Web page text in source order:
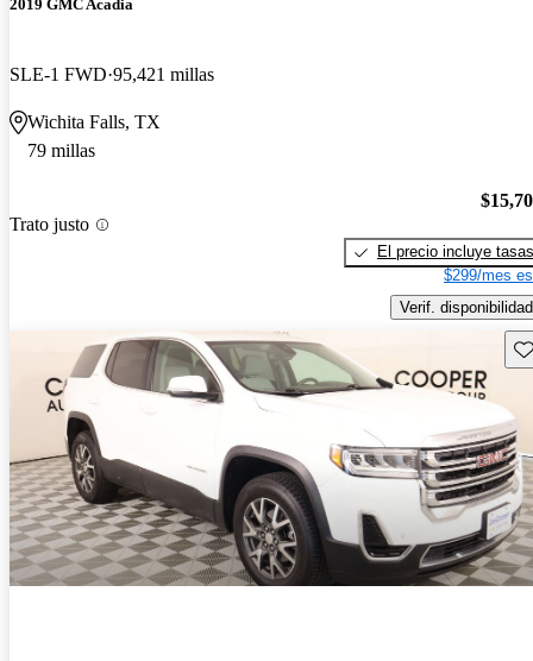
2019 GMC Acadia
SLE-1 FWD 95,421 millas
Wichita Falls, TX
79 millas
Trato justo
El precio incluye tasas
$299/mes
Verif. disponibilidad